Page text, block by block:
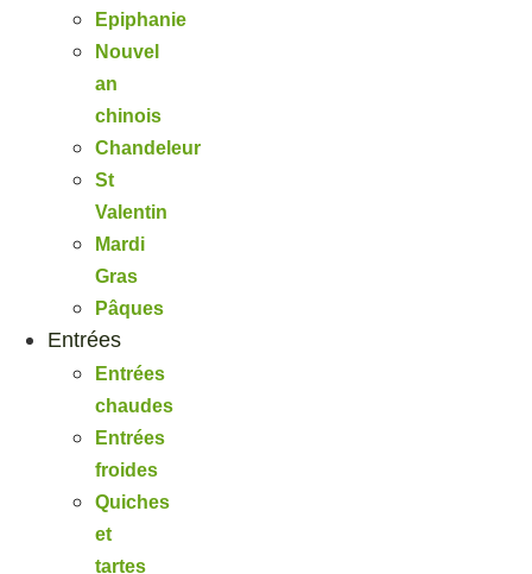
Epiphanie
Nouvel
an
chinois
Chandeleur
St
Valentin
Mardi
Gras
Pâques
Entrées
Entrées
chaudes
Entrées
froides
Quiches
et
tartes